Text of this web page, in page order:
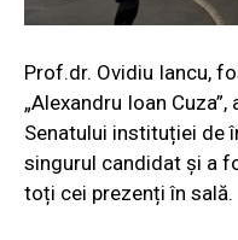
Prof.dr. Ovidiu Iancu,
„Alexandru Ioan
Senatului instituției de
singurul candidat și a
toți cei prezenți în sală.